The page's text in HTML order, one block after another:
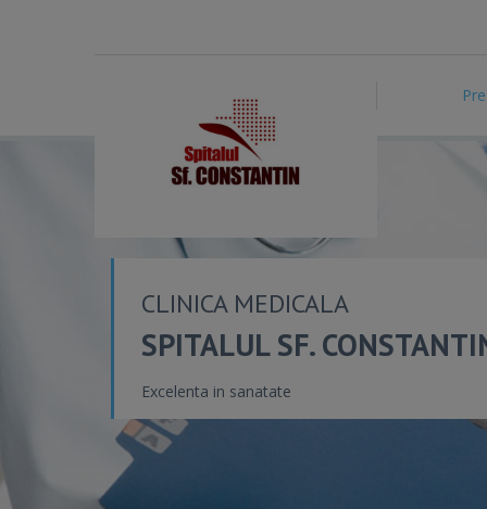
CLINICA MEDICALA
SPITALUL SF.
Excelenta in sanatate